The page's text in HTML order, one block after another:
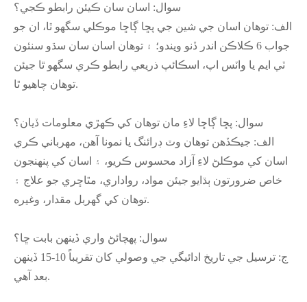
سوال: اسان سان ڪيئن رابطو ڪجي؟
الف: توهان اسان جي شين جي پڇا ڳاڇا موڪلي سگهو ٿا، ان جو
جواب 6 ڪلاڪن اندر ڏنو ويندو؛ ۽ توهان اسان سان سڌو سنئون
ٽي ايم يا واٽس اپ، اسڪائپ ذريعي رابطو ڪري سگهو ٿا جيئن
توهان چاهيو ٿا.
سوال: پڇا ڳاڇا لاءِ مان توهان کي ڪهڙي معلومات ڏيان؟
الف: جيڪڏهن توهان وٽ ڊرائنگ يا نمونا آهن، مهرباني ڪري
اسان کي موڪلڻ لاءِ آزاد محسوس ڪريو، ۽ اسان کي پنهنجون
خاص ضرورتون ٻڌايو جيئن مواد، رواداري، مٿاڇري جو علاج ۽
توهان کي گهربل مقدار، وغيره.
سوال: پهچائڻ واري ڏينهن بابت ڇا؟
ج: ترسيل جي تاريخ ادائيگي جي وصولي کان تقريباً 10-15 ڏينهن
بعد آهي.